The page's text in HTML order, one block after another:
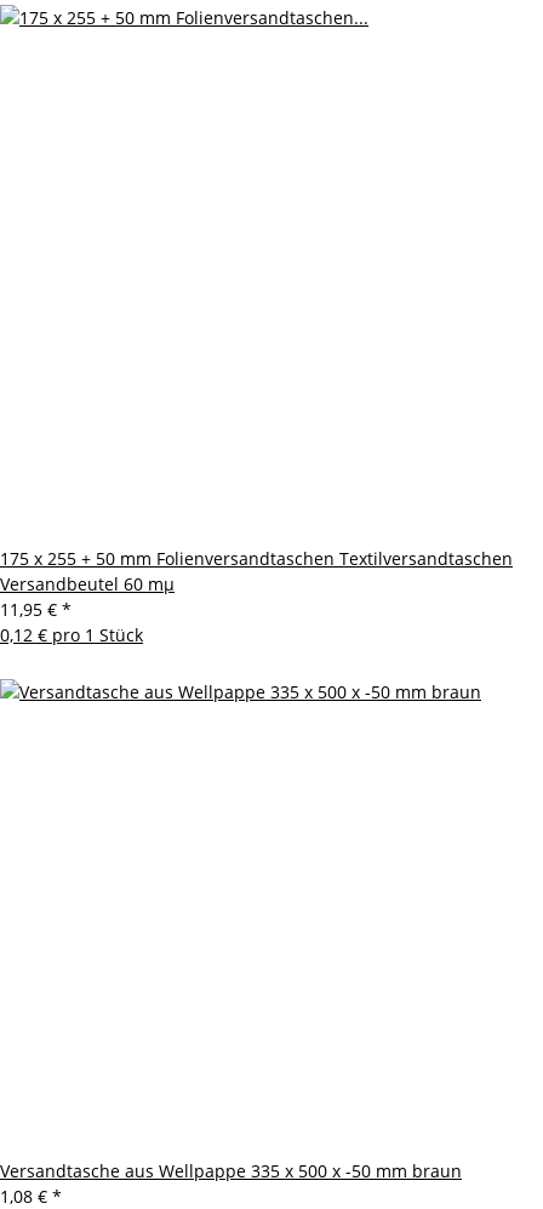
175 x 255 + 50 mm Folienversandtaschen Textilversandtaschen
Versandbeutel 60 mµ
11,95 € *
0,12 € pro 1 Stück
Versandtasche aus Wellpappe 335 x 500 x -50 mm braun
1,08 € *